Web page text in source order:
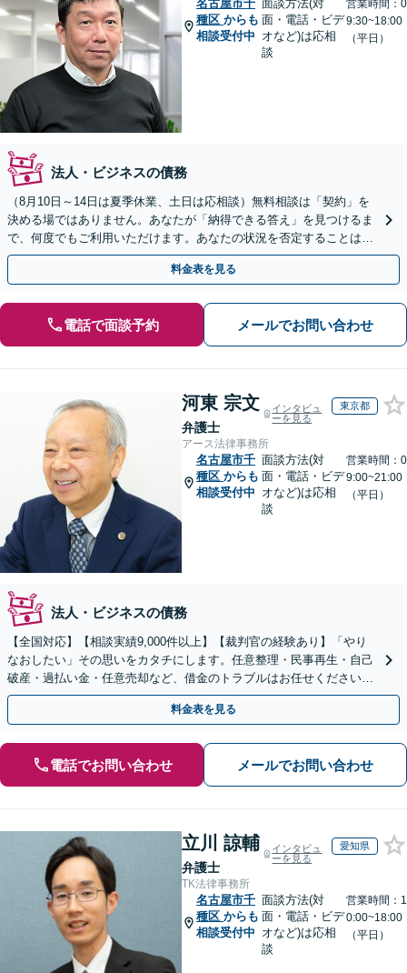
名古屋市千
種区 からも
相談受付中
面談方法(対
面・電話・ビデ
オなど)は応相
談
営業時間：0
9:30~18:00
（平日）
法人・ビジネスの債務
（8月10日～14日は夏季休業、土日は応相談）無料相談は「契約」を
決める場ではありません。あなたが「納得できる答え」を見つけるま
で、何度でもご利用いただけます。あなたの状況を否定することは、
決してありません。どうぞ、ご安心ください。
料金表を見る
電話で面談予約 メールでお問い合わせ
河東 宗文
弁護士
インタビュ
ーを見る
東京都
アース法律事務所
名古屋市千
種区 からも
相談受付中
面談方法(対
面・電話・ビデ
オなど)は応相
談
営業時間：0
9:00~21:00
（平日）
法人・ビジネスの債務
【全国対応】【相談実績9,000件以上】【裁判官の経験あり】「やり
なおしたい」その思いをカタチにします。任意整理・民事再生・自己
破産・過払い金・任意売却など、借金のトラブルはお任せください。
【初回相談無料】【全国対応可能】
料金表を見る
電話でお問い合わせ メールでお問い合わせ
立川 諒輔
弁護士
インタビュ
ーを見る
愛知県
TK法律事務所
名古屋市千
種区 からも
相談受付中
面談方法(対
面・電話・ビデ
オなど)は応相
談
営業時間：1
0:00~18:00
（平日）